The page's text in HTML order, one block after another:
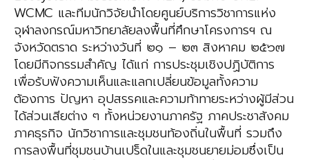
WCMC และทีมนักวิจัยนำโดยศูนย์บริการวิชาการแห่ง
จุฬาลงกรณ์มหาวิทยาลัยลงพื้นที่ศึกษาโครงการฯ ณ
จังหวัดตราด ระหว่างวันที่ ๒๑ – ๒๓ สิงหาคม ๒๕๖๗
โดยมีกิจกรรมสำคัญ ได้แก่ การประชุมเชิงปฏิบัติการ
เพื่อรับฟังความเห็นและแลกเปลี่ยนข้อมูลทั้งความ
ต้องการ ปัญหา อุปสรรคและความท้าทายระหว่างผู้มีส่วน
ได้ส่วนเสียต่าง ๆ ทั้งหน่วยงานภาครัฐ ภาคประชาสังคม
ภาคธุรกิจ นักวิชาการและชุมชนท้องถิ่นในพื้นที่ รวมถึง
การลงพื้นที่ชุมชนบ้านเปร็ดในและชุมชนยายม่อมซึ่งเป็น